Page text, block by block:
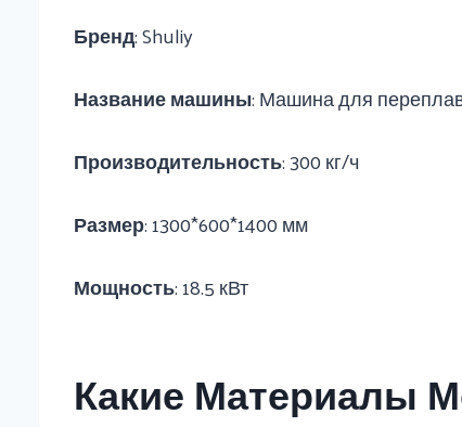
Бренд: Shuliy
Название машины: Машина для
Производительность: 300 кг/ч
Размер: 1300*600*1400 мм
Мощность: 18.5 кВт
Какие Материалы